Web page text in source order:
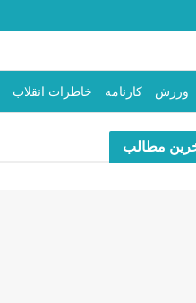
ورزش کارنامه خاطرات انقلاب
مطالب